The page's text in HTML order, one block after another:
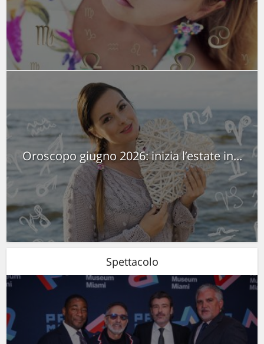
Oroscopo giugno 2026: inizia l’estate in...
Spettacolo